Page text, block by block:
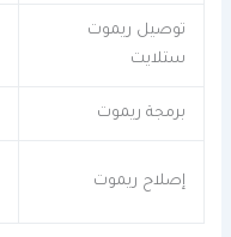
توصيل ريموت
ستلايت
برمجة ريموت
إصلاح ريموت